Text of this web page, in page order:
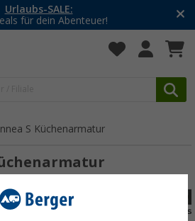
S Küchenarmatur